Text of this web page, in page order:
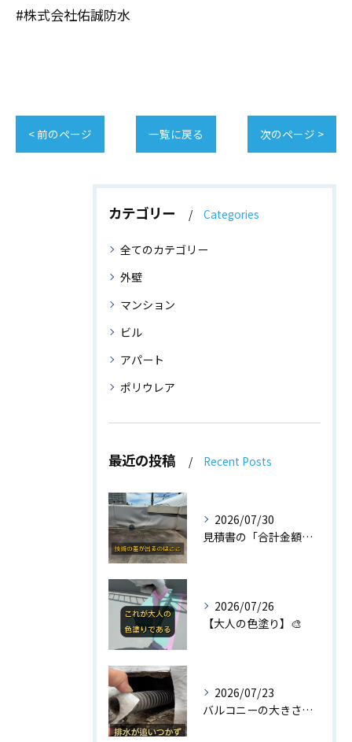
#株式会社佑誠防水
< 前のページ 一覧に戻る 次のページ >
カテゴリー Categories
全てのカテゴリー
外壁
マンション
ビル
アパート
ポリウレア
最近の投稿 Recent Posts
2026/07/30
見積書の「合計金額」だけで比べていませんか⁉️
2026/07/26
【大人の色塗り】🎨
2026/07/23
バルコニーの大きさに合っていない【小さすぎるドレン】😱...